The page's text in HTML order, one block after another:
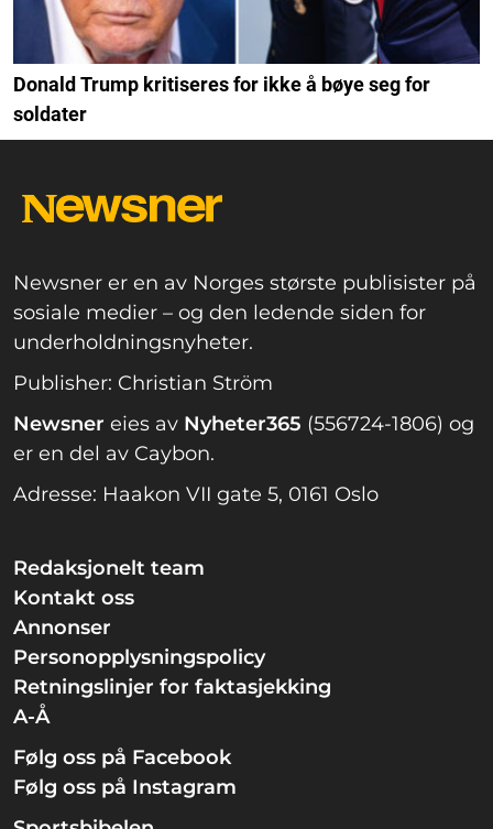
Donald Trump kritiseres for ikke å bøye seg for
soldater
Newsner er en av Norges største publisister på
sosiale medier – og den ledende siden for
underholdningsnyheter.
Publisher: Christian Ström
Newsner eies av Nyheter365 (556724-1806) og
er en del av Caybon.
Adresse: Haakon VII gate 5, 0161 Oslo
Redaksjonelt team
Kontakt oss
Annonser
Personopplysningspolicy
Retningslinjer for faktasjekking
A-Å
Følg oss på Facebook
Følg oss på Instagram